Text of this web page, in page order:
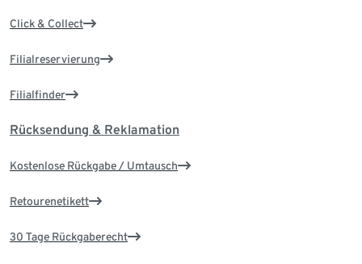
Click & Collect
Filialreservierung
Filialfinder
Rücksendung & Reklamation
Kostenlose Rückgabe / Umtausch
Retourenetikett
30 Tage Rückgaberecht